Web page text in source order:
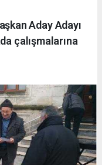
Aday Adayı
çalışmalarına